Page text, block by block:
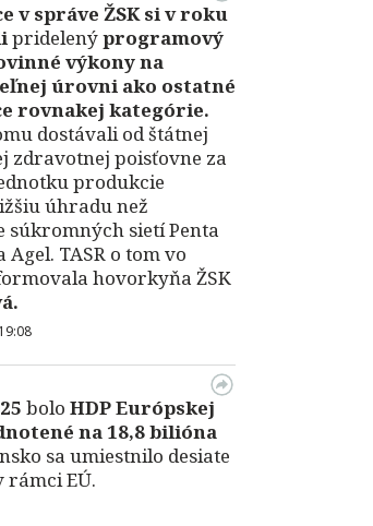
v správe ŽSK si v roku
pridelenýprogramový
výkony na
úrovni ako ostatné
rovnakej kategórie.
dostávali od štátnej
zdravotnej poisťovne za
produkcie
úhradu než
súkromných sietí Penta
Agel. TASR o tom vo
hovorkyňa ŽSK
19:08
bolo HDPEurópskej
na 18,8 bilióna
sa umiestnilo desiate
rámci EÚ.